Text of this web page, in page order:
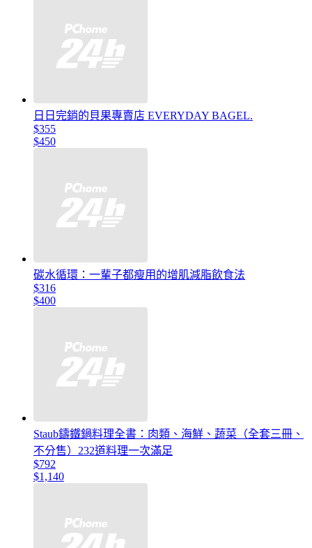
日日完銷的貝果專賣店 EVERYDAY BAGEL.
$355
$450
碳水循環：一輩子都瘦用的增肌減脂飲食法
$316
$400
Staub鑄鐵鍋料理全書：肉類、海鮮、蔬菜（全套三冊、
不分售）232道料理一次滿足
$792
$1,140